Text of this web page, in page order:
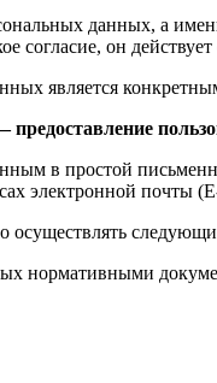
данных, а
согласие, он
является
в простой
электронной почты
осуществлять
нормативными